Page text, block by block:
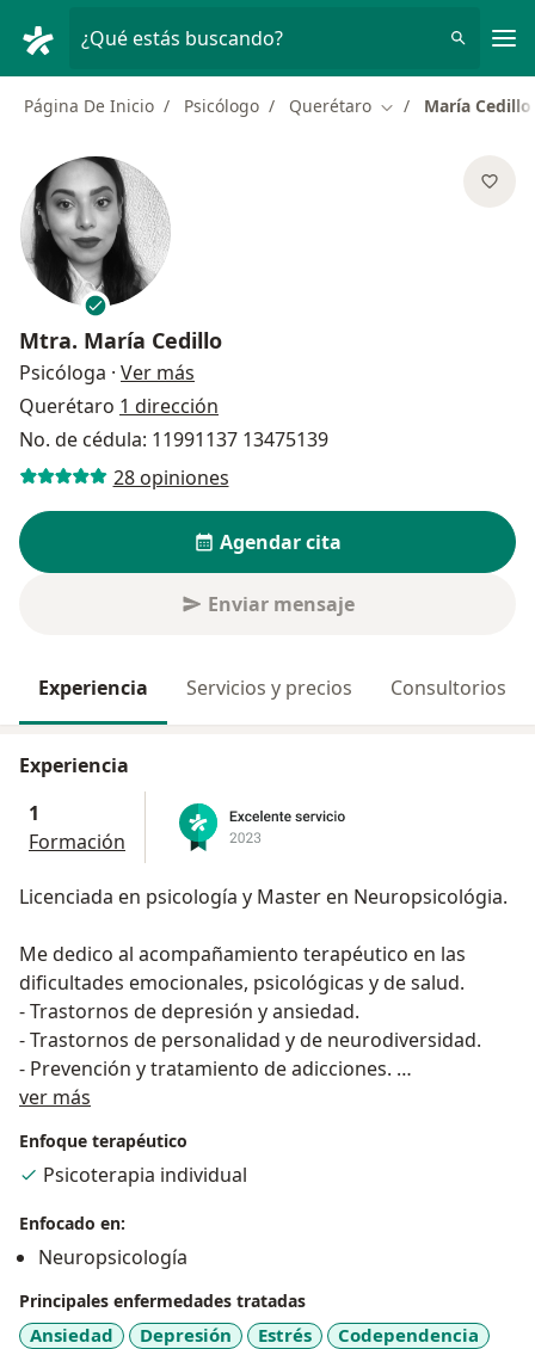
¿Qué estás buscando?
Página De Inicio Psicólogo Querétaro Cambiar de ciudad
María Cedillo
Mtra. María Cedillo
Psicóloga · Ver más
Querétaro 1 dirección
No. de cédula: 11991137 13475139
28 opiniones
Agendar cita
Enviar mensaje
Experiencia Servicios y precios Consultorios
Experiencia
1
Formación
Licenciada en psicología y Master en Neuropsicológia.
Me dedico al acompañamiento terapéutico en las
dificultades emocionales, psicológicas y de salud.
- Trastornos de depresión y ansiedad.
- Trastornos de personalidad y de neurodiversidad.
- Prevención y tratamiento de adicciones.
Neuropsicología
- Consulta neuropsicológica.
- Aplicación de pruebas neuropsicológicas.
- Evaluación y diagnostico.
Atención niños, adultos y adultos mayores.
ver más
Enfoque terapéutico
Psicoterapia individual
Enfocado en:
Neuropsicología
Principales enfermedades tratadas
Ansiedad Depresión Estrés
Codependencia